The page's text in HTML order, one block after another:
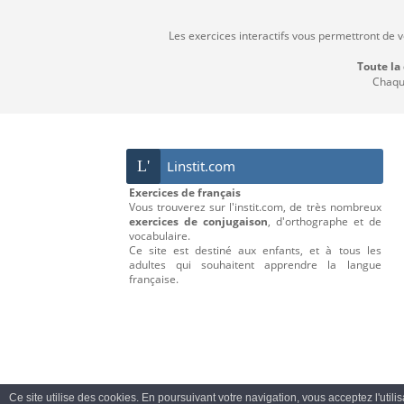
Ce site utilise des cookies. En poursuivant votre navigation, vous acceptez
Les exercices interactifs vous permettront de
Toute la
L' Linstit.com
Exercices de français
Vous trouverez sur l'instit.com, de très nombreux
exercices de conjugaison, d'orthographe et de
vocabulaire.
Ce site est destiné aux enfants, et à tous les
adultes qui souhaitent apprendre la langue
française.